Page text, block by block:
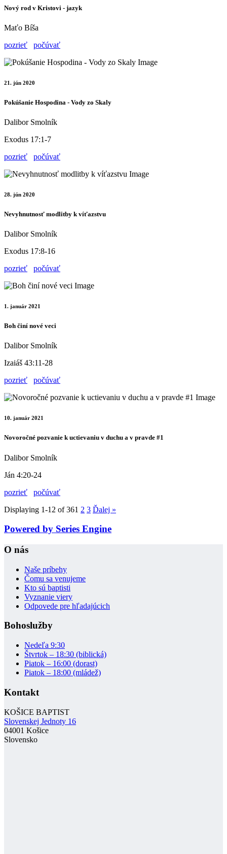
Nový rod v Kristovi - jazyk
Maťo Bíša
pozrieť
počúvať
21. jún 2020
Pokúšanie Hospodina - Vody zo Skaly
Dalibor Smolník
Exodus 17:1-7
pozrieť
počúvať
28. jún 2020
Nevyhnutnosť modlitby k víťazstvu
Dalibor Smolník
Exodus 17:8-16
pozrieť
počúvať
1. január 2021
Boh činí nové veci
Dalibor Smolník
Izaiáš 43:11-28
pozrieť
počúvať
10. január 2021
Novoročné pozvanie k uctievaniu v duchu a v pravde #1
Dalibor Smolník
Ján 4:20-24
pozrieť
počúvať
Displaying 1-12 of 361 2 3 Ďalej »
Powered by Series Engine
O nás
Naše príbehy
Čomu sa venujeme
Kto sú baptisti
Vyznanie viery
Odpovede pre hľadajúcich
Bohoslužby
Nedeľa 9:30
Štvrtok – 18:30 (biblická)
Piatok – 16:00 (dorast)
Piatok – 18:00 (mládež)
Kontakt
KOŠICE BAPTIST
Slovenskej Jednoty 16
04001 Košice
Slovensko